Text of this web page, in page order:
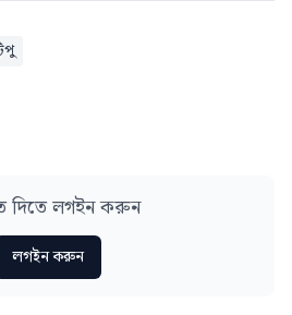
দিতে লগইন করুন
লগইন করুন